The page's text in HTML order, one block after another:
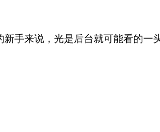
手来说，光是后台就可能看的一头